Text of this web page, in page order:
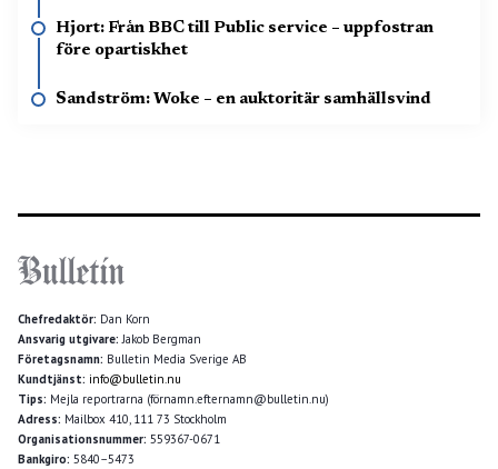
Hjort: Från BBC till Public service – uppfostran
före opartiskhet
Sandström: Woke – en auktoritär samhällsvind
Chefredaktör: Dan Korn
Ansvarig utgivare: Jakob Bergman
Företagsnamn: Bulletin Media Sverige AB
Kundtjänst: info@bulletin.nu
Tips: Mejla reportrarna (förnamn.efternamn@bulletin.nu)
Adress: Mailbox 410, 111 73 Stockholm
Organisationsnummer: 559367-0671
Bankgiro: 5840–5473